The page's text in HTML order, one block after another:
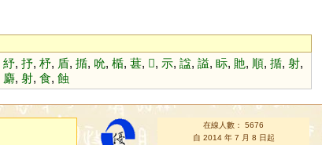
紓, 抒, 杼, 盾, 揗, 吮, 楯, 葚, 𣞵, 示, 諡, 謚, 眎, 貤, 順, 揗, 射,
麝, 射, 食, 蝕
在線人數： 5676
自 2014 年 7 月 8 日起